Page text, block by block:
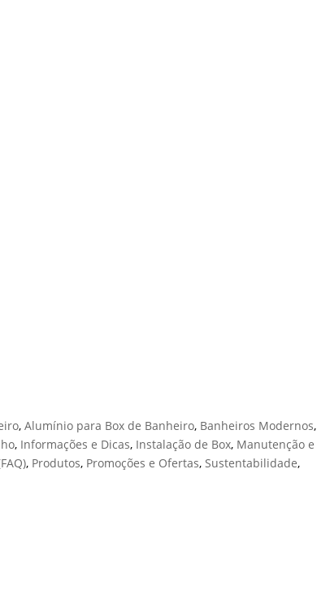
,Alumínio para Box de Banheiro, Banheiros Modernos,
, Informações e Dicas, Instalação de Box, Manutenção e
, Produtos, Promoções e Ofertas, Sustentabilidade,